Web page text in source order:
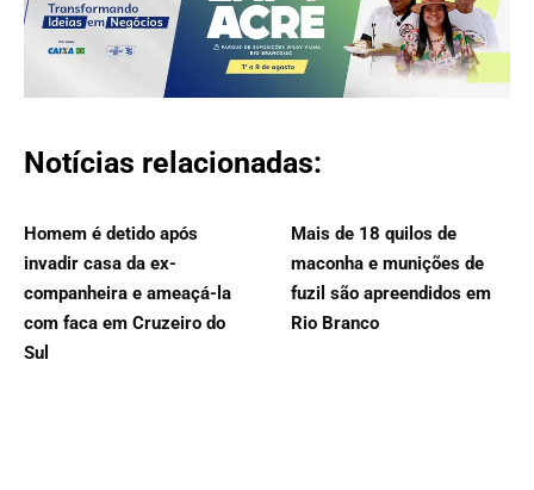
Notícias relacionadas:
Homem é detido após
invadir casa da ex-
companheira e ameaçá-la
com faca em Cruzeiro do
Sul
Mais de 18 quilos de
maconha e munições de
fuzil são apreendidos em
Rio Branco